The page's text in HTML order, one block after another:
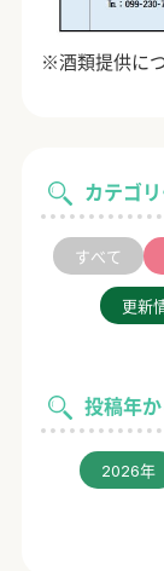
カテゴ
すべて
更新
投稿年
2026年
※酒類提供に